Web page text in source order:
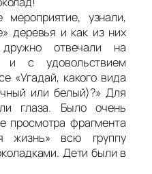
мероприятие, узнали,
деревья и как из них
отвечали на
с удовольствием
«Угадай, какого вида
или белый)?» Для
глаза. Было очень
просмотра фрагмента
жизнь» всю группу
Дети были в